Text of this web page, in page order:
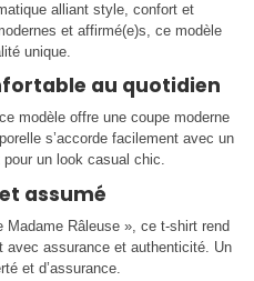
alliant style, confort et
et affirmé(e)s, ce modèle
unique.
au quotidien
modèle offre une coupe moderne
s’accorde facilement avec un
un look casual chic.
assumé
Râleuse », ce t-shirt rend
avec assurance et authenticité. Un
et d’assurance.